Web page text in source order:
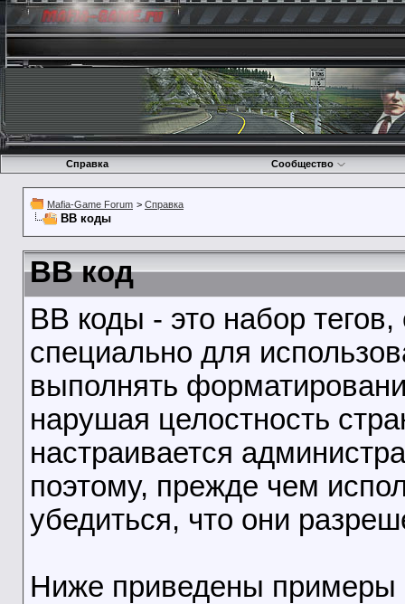
Справка Сообщество
Mafia-Game Forum > Справка
BB коды
BB код
BB коды - это набор
специально для
выполнять
нарушая целостность
настраивается
поэтому, прежде чем
убедиться, что они
Ниже приведены примеры